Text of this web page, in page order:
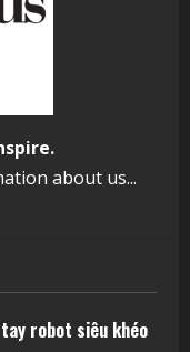
about us...
robot siêu khéo